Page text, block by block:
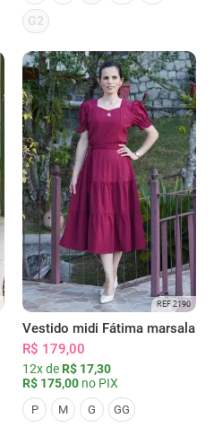
G2
REF 2190
Vestido midi Fátima marsala
R$ 179,00
12x de R$ 17,30
R$ 175,00 no PIX
P M G GG